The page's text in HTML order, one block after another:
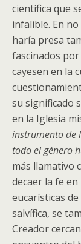
científica que
infalible. En
haría presa
fascinados
cayesen en la
su significado
en la Iglesia
instrumento de
todo el género
más llamativo
decaer la fe
eucarísticas
salvífica, se
Creador